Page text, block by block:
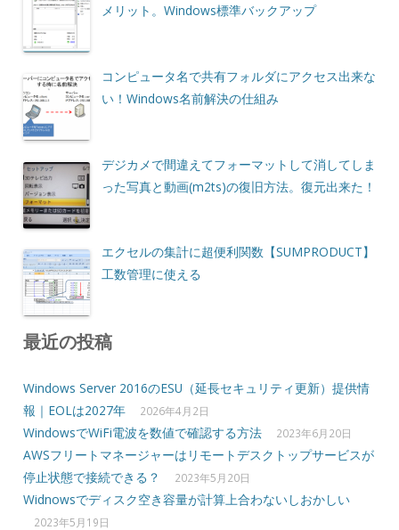
メリット。Windows標準バックアップ
コンピュータ名で共有フォルダにアクセス出来な
い！Windows名前解決の仕組み
デジカメで間違えてフォーマットして消してしま
った写真と動画(m2ts)の復旧方法。復元出来た！
エクセルの集計に超便利関数【SUMPRODUCT】
工数管理に使える
最近の投稿
Windows Server 2016のESU（延長セキュリティ更新）提供情
報｜EOLは2027年
2026年4月2日
WindowsでWiFi電波を数値で確認する方法 2023年6月20日
AWSフリートマネージャーはリモートデスクトップサービスが
停止状態で接続できる？
2023年5月20日
Widnowsでディスク空き容量が計算上合わないしおかしい
2023年5月19日